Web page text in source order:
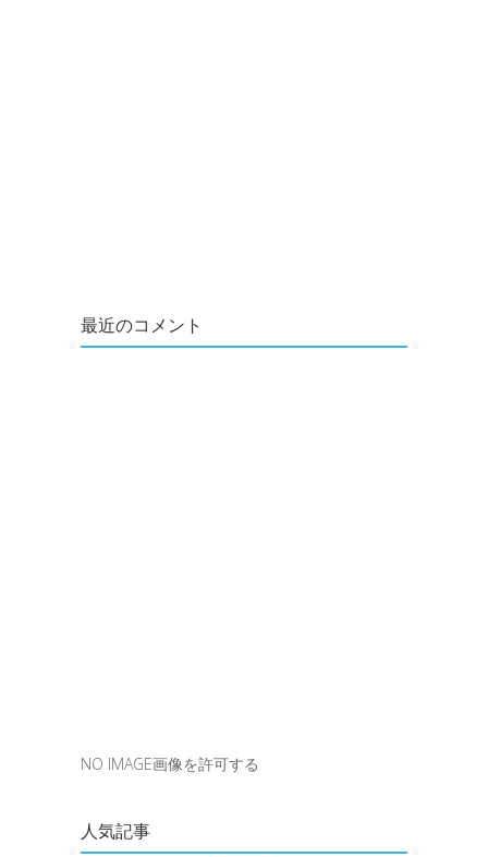
最近のコメント
NO IMAGE画像を許可する
人気記事